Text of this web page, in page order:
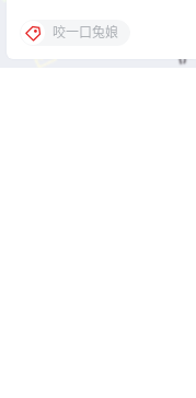
咬一口兔娘